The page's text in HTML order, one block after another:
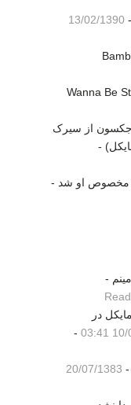
13/02/1390
Wanna Be
جکسون از سیرک
-
مخصوص او شد -
-
در
10/
-
-
20/07/1383